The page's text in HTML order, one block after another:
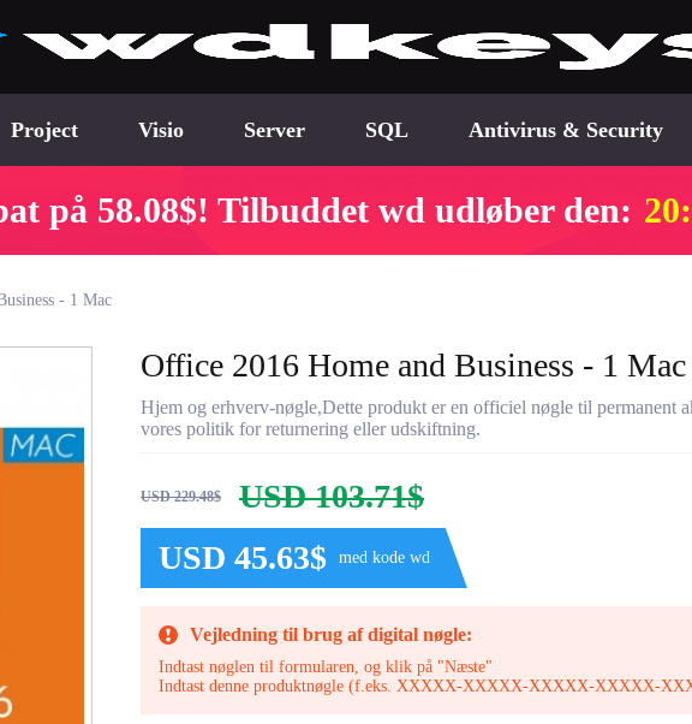
Project Visio Server SQL Antivirus & Security
på 58.08$! Tilbuddet wd udløber den:
- 1 Mac
Office 2016 Home and Business - 1 Mac
Hjem og erhverv-nøgle,Dette produkt er en officiel nøgle til permanent
vores politik for returnering eller udskiftning.
USD 229.48$
USD 103.71$
USD 45.63$
med kode wd
Vejledning til brug af digital nøgle:
Indtast nøglen til formularen, og klik på "Næste"
Indtast denne produktnøgle (f.eks. XXXXX-XXXXX-XXXXX-XXXXX-